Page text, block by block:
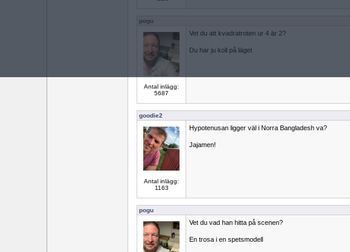
pogu
Antal inlägg:
5687
Vet du att kvadratroten ur 4 är 2?
Du har ju koll på läget
goodie2
Antal inlägg:
1163
Hypotenusan ligger väl i Norra Bangladesh va?
Jajamen!
pogu
Vet du vad han hitta på scenen?
En trosa i en spetsmodell